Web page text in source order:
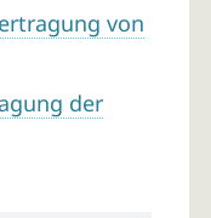
von
der